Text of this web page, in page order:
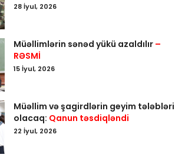
28 İyul, 2026
Müəllimlərin sənəd yükü azaldılır –
RƏSMİ
15 İyul, 2026
Müəllim və şagirdlərin geyim tələbləri
olacaq: Qanun təsdiqləndi
22 İyul, 2026